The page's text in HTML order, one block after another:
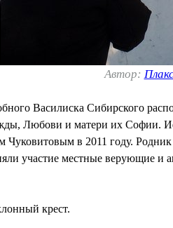
Автор:
Василиска Сибирского
Любови и матери их Софии.
в 2011 году.
участие местные верующие
крест.